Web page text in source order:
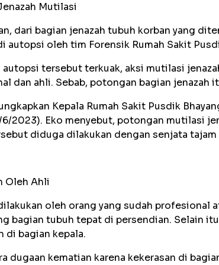
Mutilasi
dari bagian jenazah tubuh korban yang
autopsi oleh tim Forensik Rumah Sakit
autopsi tersebut terkuak, aksi mutilasi
dan ahli. Sebab, potongan bagian jenazah
Kepala Rumah Sakit Pusdik
6/2023). Eko menyebut, potongan mutilasi
diduga dilakukan dengan senjata
Oleh Ahli
oleh orang yang sudah profesional
bagian tubuh tepat di persendian. Selain
di bagian kepala.
dugaan kematian karena kekerasan di